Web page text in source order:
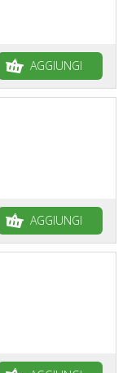
AGGIUNGI
AGGIUNGI